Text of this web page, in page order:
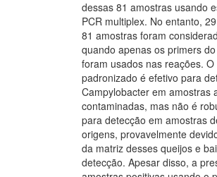
dessas 81 amostras usando
PCR multiplex. No entanto,
81 amostras foram
quando apenas os primers
foram usados nas reações. O
padronizado é efetivo para
Campylobacter em amostras
contaminadas, mas não é
para detecção em amostras
origens, provavelmente
da matriz desses queijos e
detecção. Apesar disso, a